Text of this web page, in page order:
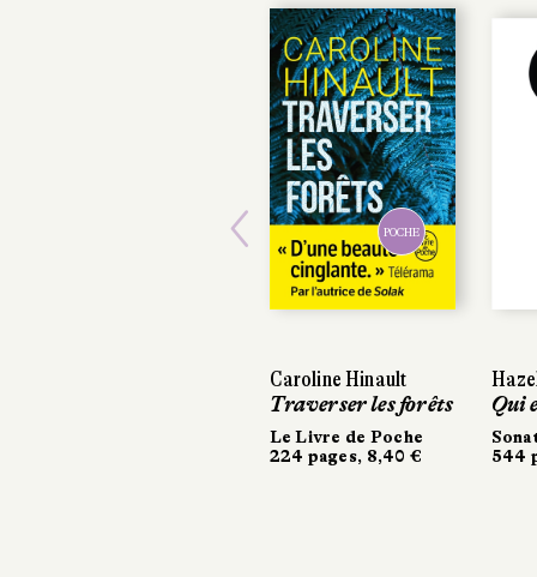
POCHE
Caroline Hinault
Traverser les forêts
Le Livre de Poche
224 pages, 8,40 €
Qui
544
Previous